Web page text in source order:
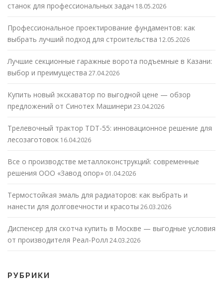
станок для профессиональных задач 18.05.2026
Профессиональное проектирование фундаментов: как
выбрать лучший подход для строительства 12.05.2026
Лучшие секционные гаражные ворота подъемные в Казани:
выбор и преимущества 27.04.2026
Купить новый экскаватор по выгодной цене — обзор
предложений от Синотех Машинери 23.04.2026
Трелевочный трактор TDT-55: инновационное решение для
лесозаготовок 16.04.2026
Все о производстве металлоконструкций: современные
решения ООО «Завод опор» 01.04.2026
Термостойкая эмаль для радиаторов: как выбрать и
нанести для долговечности и красоты 26.03.2026
Диспенсер для скотча купить в Москве — выгодные условия
от производителя Реал-Ролл 24.03.2026
РУБРИКИ